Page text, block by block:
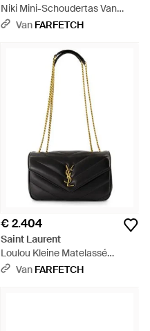
Niki Mini-Schoudertas Van
Bewerkt Lamsleer - Wit
Van FARFETCH
€ 2.404
Saint Laurent
Loulou Kleine Matelassé
Lamsleren Schoudertas - Wit
Van FARFETCH